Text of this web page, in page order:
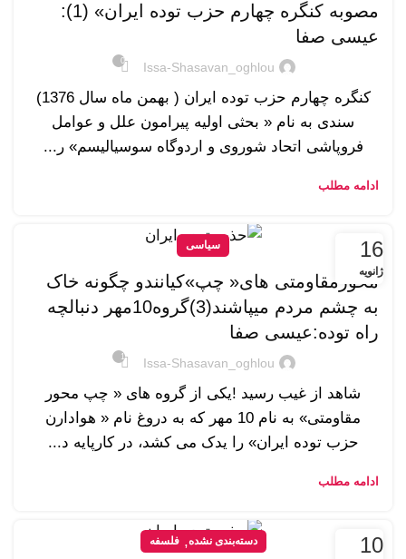
مصوبه کنگره چهارم حزب توده ایران» (1):
عیسی صفا
Issa-Shasavan_oghlou
0
کنگره چهارم حزب توده ایران ( بهمن ماه سال 1376)
سندی به نام « بحثی اولیه پیرامون علل و عوامل
فروپاشی اتحاد شوروی و اردوگاه سوسیالیسم» ر...
ادامه مطلب
16
ژانویه
سیاسی
محورمقاومتی های« چپ»کیانندو چگونه خاک
به چشم مردم میپاشند(3)گروه10مهر دنبالچه
راه توده:عیسی صفا
Issa-Shasavan_oghlou
1
شاهد از غیب رسید !یکی از گروه های « چپ محور
مقاومتی» به نام 10 مهر که به دروغ نام « هوادارن
حزب توده ایران» را یدک می کشد، در کارپایه د...
ادامه مطلب
10 دسته‌بندی نشده,فلسفه